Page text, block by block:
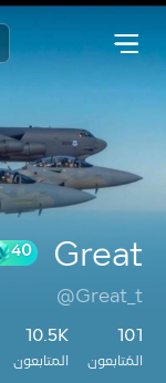
Great
40
@Great_t
101
المُتابعون
10.5K
المتابعون